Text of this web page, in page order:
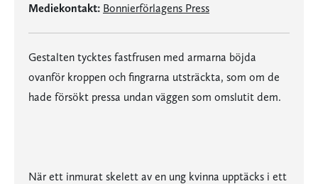
Mediekontakt: Bonnierförlagens Press
Gestalten tycktes fastfrusen med armarna böjda
ovanför kroppen och fingrarna utsträckta, som om de
hade försökt pressa undan väggen som omslutit dem.
När ett inmurat skelett av en ung kvinna upptäcks i ett